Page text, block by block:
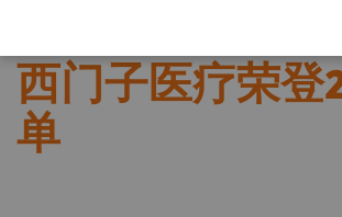
西门子医疗荣登
单